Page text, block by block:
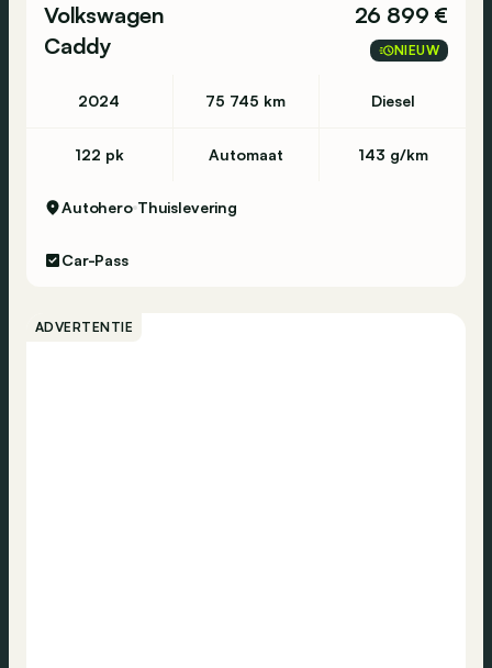
Volkswagen
Caddy
26 899 €
NIEUW
2024 75 745 km Diesel
122 pk Automaat 143 g/km
Autohero Thuislevering
Car-Pass
ADVERTENTIE